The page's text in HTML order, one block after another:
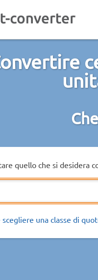
quello che si desidera
scegliere una classe di